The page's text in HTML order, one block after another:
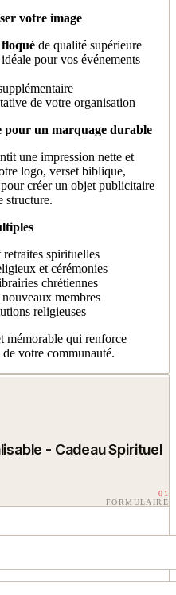
votre image
de qualité supérieure
pour vos événements
de votre organisation
pour un marquage durable
une impression nette et
logo, verset biblique,
créer un objet publicitaire
structure.
spirituelles
et cérémonies
chrétiennes
membres
religieuses
mémorable qui renforce
votre communauté.
- Cadeau Spirituel
01
FORMULAIRE